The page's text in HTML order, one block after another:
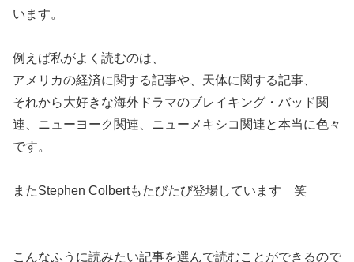
います。
例えば私がよく読むのは、
アメリカの経済に関する記事や、天体に関する記事、
それから大好きな海外ドラマのブレイキング・バッド関
連、ニューヨーク関連、ニューメキシコ関連と本当に色々
です。
またStephen Colbertもたびたび登場しています 笑
こんなふうに読みたい記事を選んで読むことができるので